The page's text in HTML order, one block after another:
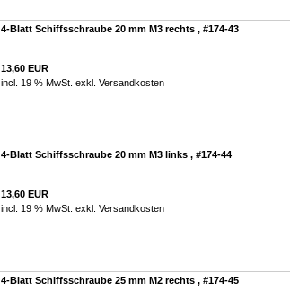
4-Blatt Schiffsschraube 20 mm M3 rechts , #174-43
13,60 EUR
incl. 19 % MwSt. exkl. Versandkosten
4-Blatt Schiffsschraube 20 mm M3 links , #174-44
13,60 EUR
incl. 19 % MwSt. exkl. Versandkosten
4-Blatt Schiffsschraube 25 mm M2 rechts , #174-45